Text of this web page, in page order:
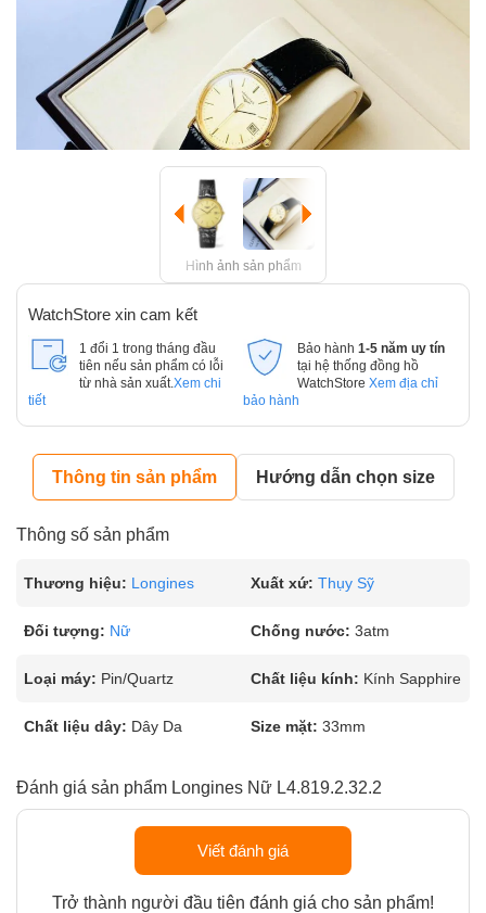
Hình ảnh sản phẩm
WatchStore xin cam kết
1 đổi 1 trong tháng đầu
tiên nếu sản phẩm có lỗi
từ nhà sản xuất. Xem chi
tiết
Bảo hành 1-5 năm uy tín
tại hệ thống đồng hồ
WatchStore Xem địa chỉ
bảo hành
Thông tin sản phẩm Hướng dẫn chọn size
Thông số sản phẩm
Thương hiệu: Longines Xuất xứ: Thụy Sỹ
Đối tượng: Nữ Chống nước: 3atm
Loại máy: Pin/Quartz Chất liệu kính: Kính Sapphire
Chất liệu dây: Dây Da Size mặt: 33mm
Đánh giá sản phẩm Longines Nữ L4.819.2.32.2
Viết đánh giá
Trở thành người đầu tiên đánh giá cho sản phẩm!